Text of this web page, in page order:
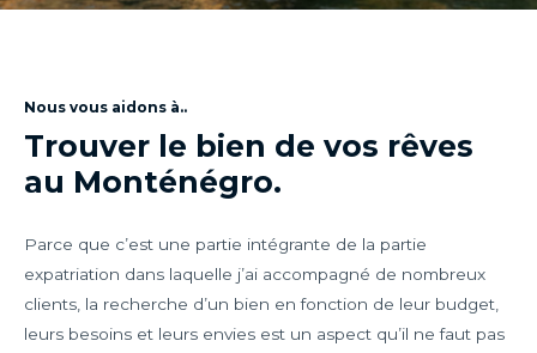
Nous vous aidons à..
Trouver le bien de vos rêves
au Monténégro.
Parce que c’est une partie intégrante de la partie
expatriation dans laquelle j’ai accompagné de nombreux
clients, la recherche d’un bien en fonction de leur budget,
leurs besoins et leurs envies est un aspect qu’il ne faut pas